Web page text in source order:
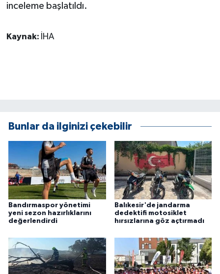
inceleme başlatıldı.
Kaynak: İHA
Bunlar da ilginizi çekebilir
Bandırmaspor yönetimi
yeni sezon hazırlıklarını
değerlendirdi
Balıkesir'de jandarma
dedektifi motosiklet
hırsızlarına göz açtırmadı
TEKNOLOJİ
Turizm